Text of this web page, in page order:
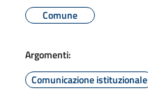
Comune
Argomenti:
Comunicazione istituzionale